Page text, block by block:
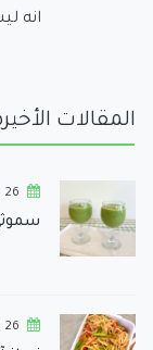
انه
المقالات
26 يوليو,2026
26 يوليو,2026